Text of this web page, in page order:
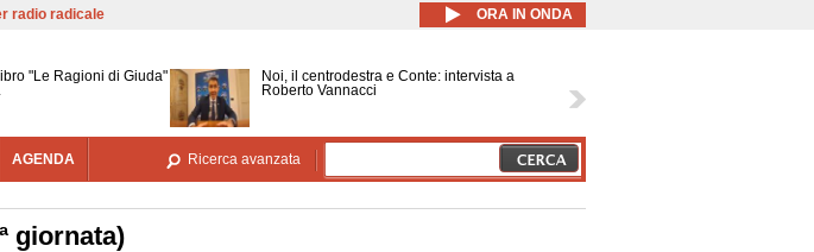
Salta al contenuto principale
radio radicale ORA IN ONDA
"Le Ragioni di Giuda"
Noi, il centrodestra e Conte: intervista a
Roberto Vannacci
AGENDA Ricerca avanzata
giornata)